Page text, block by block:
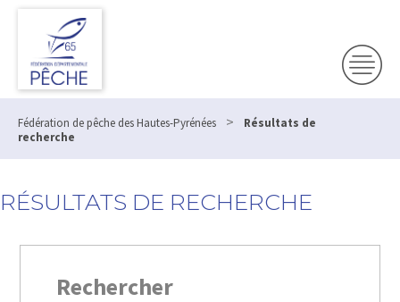
Fédération de pêche des Hautes-Pyrénées >
Résultats de
recherche
RÉSULTATS DE RECHERCHE
Rechercher